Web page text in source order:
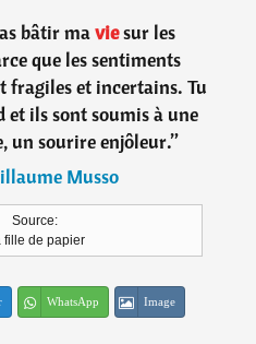
bâtir maviesur les
que les sentiments
fragiles et incertains. Tu
et ils sont soumis à une
un sourire enjôleur.”
Musso
Source:
fille de papier
WhatsApp Image